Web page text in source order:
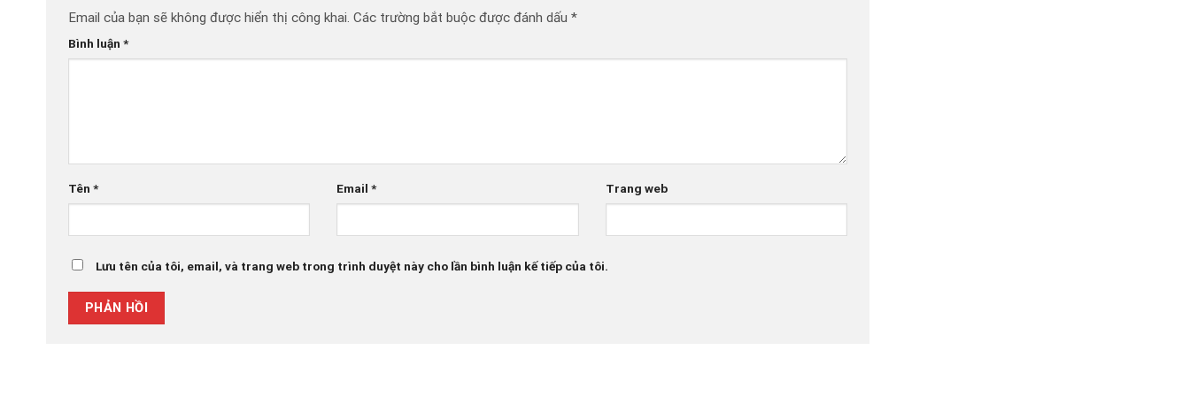
Email của bạn sẽ không được hiển thị công khai. Các trường bắt buộc được đánh dấu *
Bình luận *
Tên * Email* Trang web
Lưu tên của tôi, email, và trang web trong trình duyệt này cho lần bình luận kế tiếp của tôi.